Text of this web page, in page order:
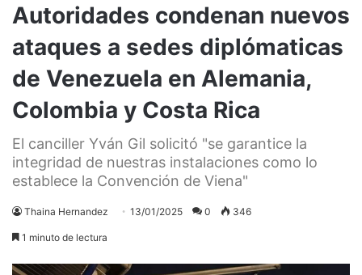
Autoridades condenan nuevos
ataques a sedes diplómaticas
de Venezuela en Alemania,
Colombia y Costa Rica
El canciller Yván Gil solicitó "se garantice la
integridad de nuestras instalaciones como lo
establece la Convención de Viena"
Thaina Hernandez 13/01/2025 0 346
1 minuto de lectura